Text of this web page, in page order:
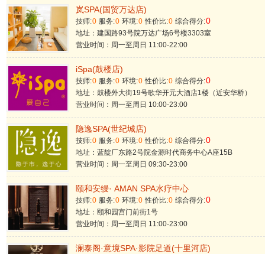
岚SPA(国贸万达店)
技师:0 服务:0 环境:0 性价比:0 综合得分:0
地址：建国路93号院万达广场6号楼3303室
营业时间：周一至周日 11:00-22:00
iSpa(鼓楼店)
技师:0 服务:0 环境:0 性价比:0 综合得分:0
地址：鼓楼外大街19号歌华开元大酒店1楼（近安华桥）
营业时间：周一至周日 10:00-23:00
隐逸SPA(世纪城店)
技师:0 服务:0 环境:0 性价比:0 综合得分:0
地址：蓝靛厂东路2号院金源时代商务中心A座15B
营业时间：周一至周日 09:30-23:00
颐和安缦· AMAN SPA水疗中心
技师:0 服务:0 环境:0 性价比:0 综合得分:0
地址：颐和园宫门前街1号
营业时间：周一至周日 11:00-23:00
澜泰阁·意境SPA·影院足道(十里河店)